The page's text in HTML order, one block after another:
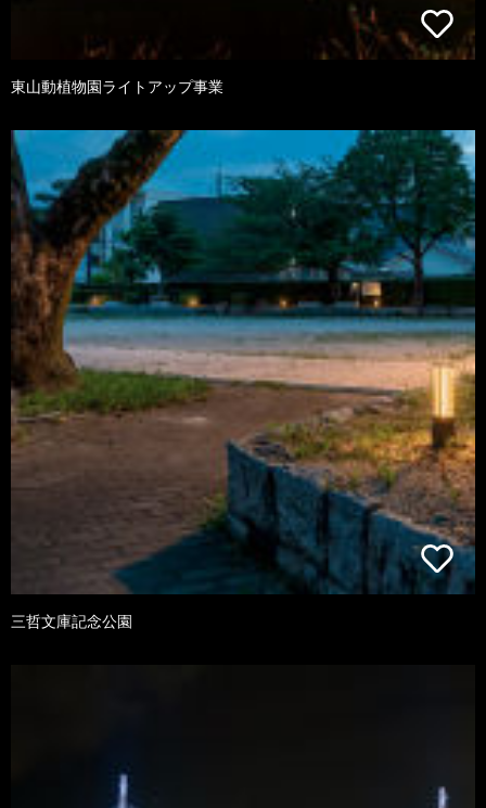
東山動植物園ライトアップ事業
三哲文庫記念公園